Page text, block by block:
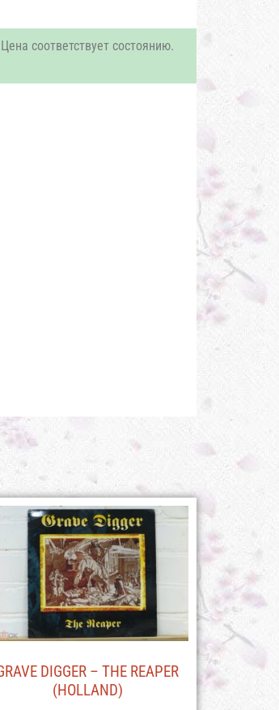
соответствует состоянию.
DIGGER – THE REAPER
(HOLLAND)